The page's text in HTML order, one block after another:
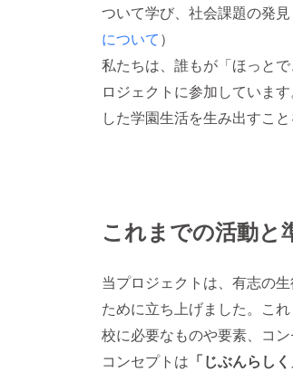
ついて学び、社会課題の発
について）
私たちは、誰もが「ほっと
ロジェクトに参加していま
した学園生活を生み出すこと
これまでの活動と
当プロジェクトは、有志の
ために立ち上げました。こ
校に必要なものや要素、コン
コンセプトは 「じぶんらしく